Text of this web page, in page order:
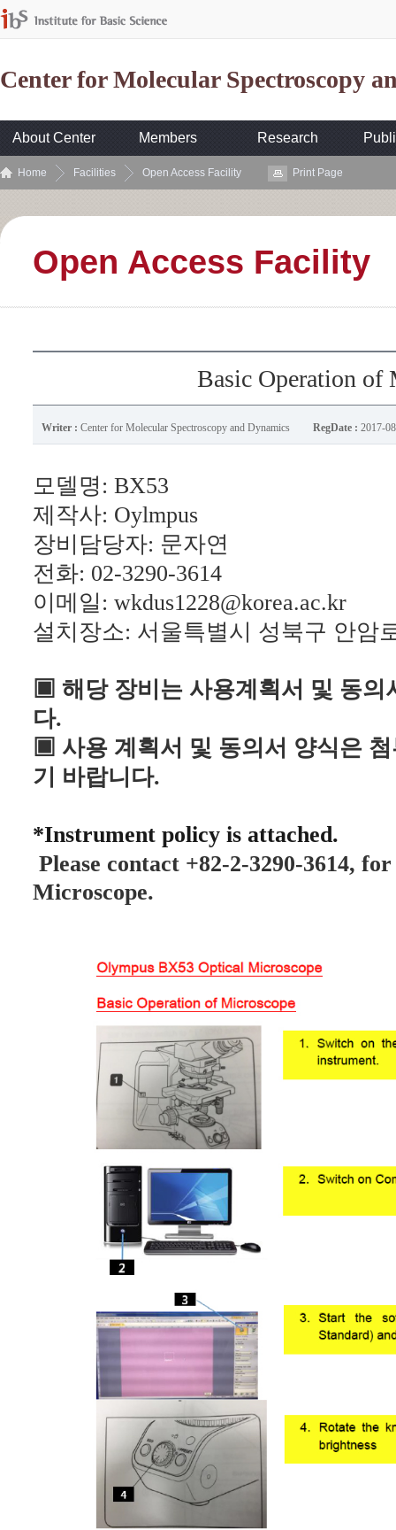
Center for Molecular Spectroscopy
About Center Members Research
Home Facilities Open Access Facility Print Page
Open Access Facility
Basic Operation of
Writer : Center for Molecular Spectroscopy and Dynamics RegDate : 2017-
모델명: BX53
제작사: Oylmpus
장비담당자: 문자연
전화: 02-3290-3614
이메일: wkdus1228@korea.ac.kr
설치장소: 서울특별시 성북구 안암
▣ 해당 장비는 사용계획서 및 동
다.
▣ 사용 계획서 및 동의서 양식은
기 바랍니다.
*Instrument policy is attached.
Please contact +82-2-3290-3614,
Microscope.